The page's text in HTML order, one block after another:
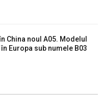
China noul A05. Modelul
Europa sub numele B03